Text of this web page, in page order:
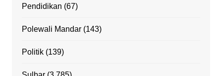
Pendidikan (67)
Polewali Mandar(143)
Politik(139)